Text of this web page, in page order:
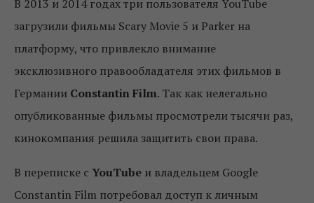
В 2013 и 2014 годах три пользователя YouTube
загрузили фильмы Scary Movie 5 и Parker на
платформу, что привлекло внимание
эксклюзивного правообладателя этих фильмов в
Германии Constantin Film. Так как нелегально
опубликованные фильмы просмотрели тысячи раз,
кинокомпания решила защитить свои права.
В переписке с YouTube и владельцем Google
Constantin Film потребовал доступ к личным